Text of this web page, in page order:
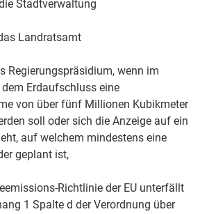
Stadtverwaltung
Landratsamt
Regierungspräsidium, wenn im
Erdaufschluss eine
von über fünf Millionen Kubikmeter
soll oder sich die Anzeige auf ein
auf welchem mindestens eine
geplant ist,
Richtlinie der EU unterfällt
1 Spalte d der Verordnung über